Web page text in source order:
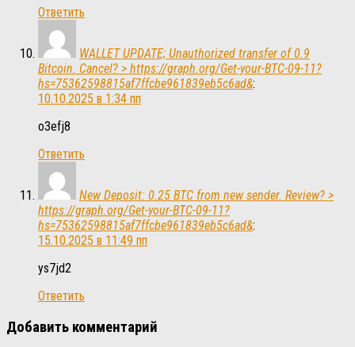
Ответить
WALLET UPDATE; Unauthorized transfer of 0.9
Bitcoin. Cancel? > https://graph.org/Get-your-BTC-09-11?
hs=75362598815af7ffcbe961839eb5c6ad&:
10.10.2025 в 1:34 пп
o3efj8
Ответить
New Deposit: 0.25 BTC from new sender. Review? >
https://graph.org/Get-your-BTC-09-11?
hs=75362598815af7ffcbe961839eb5c6ad&:
15.10.2025 в 11:49 пп
ys7jd2
Ответить
Добавить комментарий